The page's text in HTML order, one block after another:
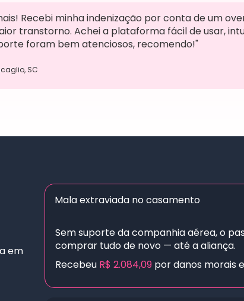
Recebi minha indenização por conta de um
transtorno. Achei a plataforma fácil de usar,
foram bem atenciosos, recomendo!"
SC
em
Mala extraviada no casamento
Sem suporte da companhia aérea, o
comprar tudo de novo — até a aliança.
Recebeu R$ 2.084,09 por danos morais